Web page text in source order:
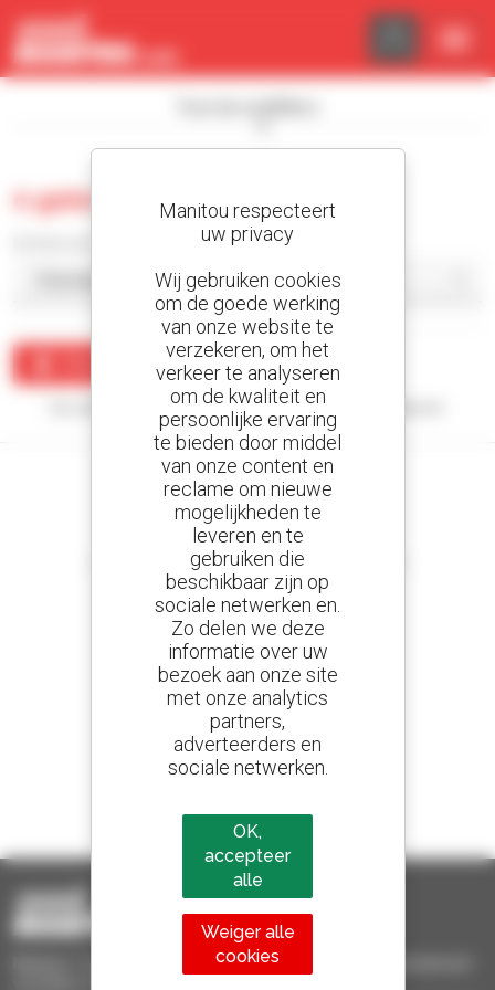
0 gebruikt heftruck met mast
Maak een waarschuwing
Uw zoekopdracht heeft geen enkel resultaat opgeleverd.
Stel meldingen in
en ontvang advertenties van tweedehandsmaterieel
800 dealers
Manitou wereldwijd
Verkocht in de wereld is een manitou
Manitou Tweedehands - Tweedehands behandelingsmaterieel :
Cookies beheer paneel
Manitou respecteert
uw privacy
Wij gebruiken cookies
om de goede werking
van onze website te
verzekeren, om het
verkeer te analyseren
om de kwaliteit en
persoonlijke ervaring
te bieden door middel
van onze content en
reclame om nieuwe
mogelijkheden te
leveren en te
gebruiken die
beschikbaar zijn op
sociale netwerken en.
Zo delen we deze
informatie over uw
bezoek aan onze site
met onze analytics
partners,
adverteerders en
sociale netwerken.
OK,
accepteer
alle
Weiger alle
cookies